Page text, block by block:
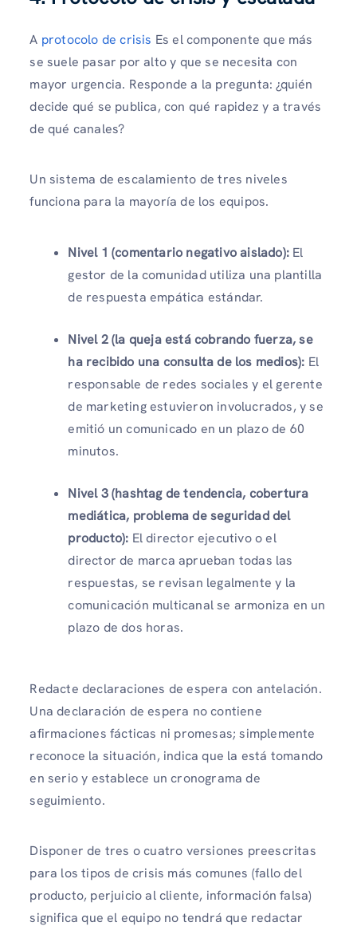
A protocolo de crisis Es el componente que más
se suele pasar por alto y que se necesita con
mayor urgencia. Responde a la pregunta: ¿quién
decide qué se publica, con qué rapidez y a través
de qué canales?
Un sistema de escalamiento de tres niveles
funciona para la mayoría de los equipos.
Nivel 1 (comentario negativo aislado): El
gestor de la comunidad utiliza una plantilla
de respuesta empática estándar.
Nivel 2 (la queja está cobrando fuerza, se
ha recibido una consulta de los medios): El
responsable de redes sociales y el gerente
de marketing estuvieron involucrados, y se
emitió un comunicado en un plazo de 60
minutos.
Nivel 3 (hashtag de tendencia, cobertura
mediática, problema de seguridad del
producto): El director ejecutivo o el
director de marca aprueban todas las
respuestas, se revisan legalmente y la
comunicación multicanal se armoniza en un
plazo de dos horas.
Redacte declaraciones de espera con antelación.
Una declaración de espera no contiene
afirmaciones fácticas ni promesas; simplemente
reconoce la situación, indica que la está tomando
en serio y establece un cronograma de
seguimiento.
Disponer de tres o cuatro versiones preescritas
para los tipos de crisis más comunes (fallo del
producto, perjuicio al cliente, información falsa)
significa que el equipo no tendrá que redactar